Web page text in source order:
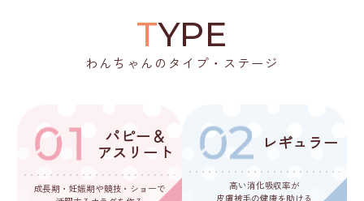
TYPE
わんちゃんのタイプ・ステージ
パピー＆
アスリート
成長期・妊娠期や競技・ショーで
レギュラー
高い消化吸収率が
皮膚被毛の健康を助ける